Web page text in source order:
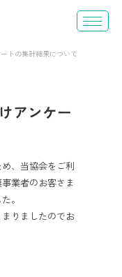
トの集計結果について
アンケー
、当協会をご利
業者のお客さま
。
りましたのでお